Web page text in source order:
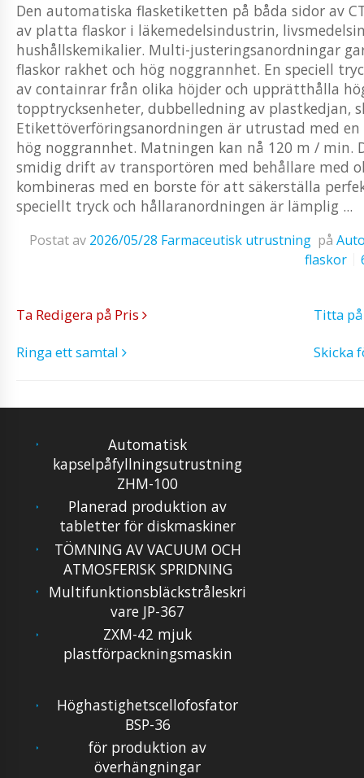
Den automatiska flasketiketten på båda sidor av
av platta flaskor i läkemedelsindustrin,
hushållskemikalier. Multi-justeringsanordningar
flaskor rakhet och hög noggrannhet. En speciell
av containrar från olika höjder och upprätthålla
topptrycksenheter, dubbelledning av plastkedjan,
Etikettöverföringsanordningen är utrustad med
hög noggrannhet. Matningen kan nå 120 m /
smidig drift av transportören med behållare med
kombineras med en borste för att säkerställa
speciellt tryck och hållaranordningen är lämplig ...
Postat av 2026/05/28 Farmaceutisk utrustning på
flaskor
Ta Redigera på Pris
Titta
Ringa ett samtal
Skicka
Automatisk
kapselpåfyllningsutrustning
ZHM-100
Planerad produktion av
tabletter för diskmaskiner
TÖMNING AV VACUUM OCH
ATMOSFERISK SPRIDNING
Multifunktionsbläckstråleskri
vare JP-367
ZXM-42 mjuk
plastförpackningsmaskin
Höghastighetscellofosfator
BSP-36
för produktion av
överhängningar